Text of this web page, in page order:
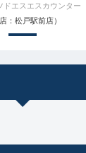
ドエスエスカウンター
店：松戸駅前店）